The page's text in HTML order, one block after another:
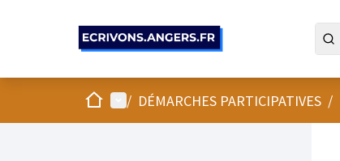
AccueilMenu principal
/ DÉMARCHES PARTICIPATIVES /